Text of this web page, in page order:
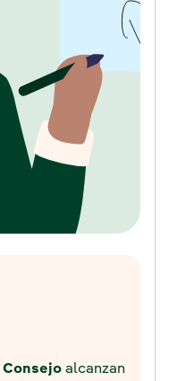
Consejo alcanzan